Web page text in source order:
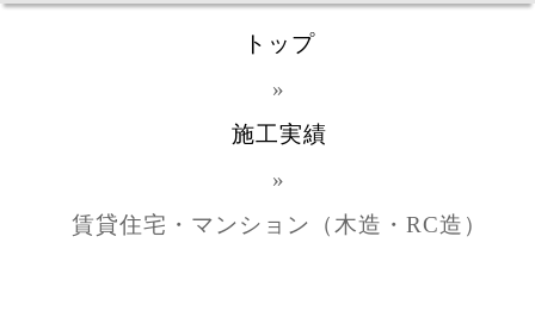
トップ
»
施工実績
»
賃貸住宅・マンション（木造・RC造）